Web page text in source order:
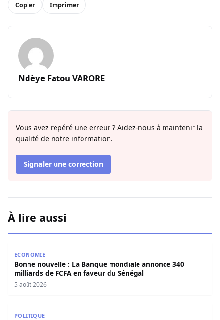
Copier Imprimer
Ndèye Fatou VARORE
Vous avez repéré une erreur ? Aidez-nous à maintenir la
qualité de notre information.
Signaler une correction
À lire aussi
ECONOMIE
Bonne nouvelle : La Banque mondiale annonce 340
milliards de FCFA en faveur du Sénégal
5 août 2026
POLITIQUE